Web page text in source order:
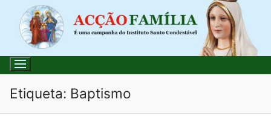
para
conteúdo
Etiqueta: Baptismo